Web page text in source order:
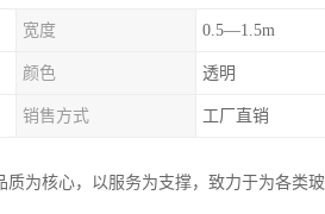
宽度 0.5—1.5m
颜色 透明
销售方式 工厂直销
为核心，以服务为支撑，致力于为各类